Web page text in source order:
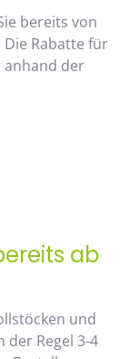
bereits von
Rabatte für
anhand der
ab
und
Regel 3-4